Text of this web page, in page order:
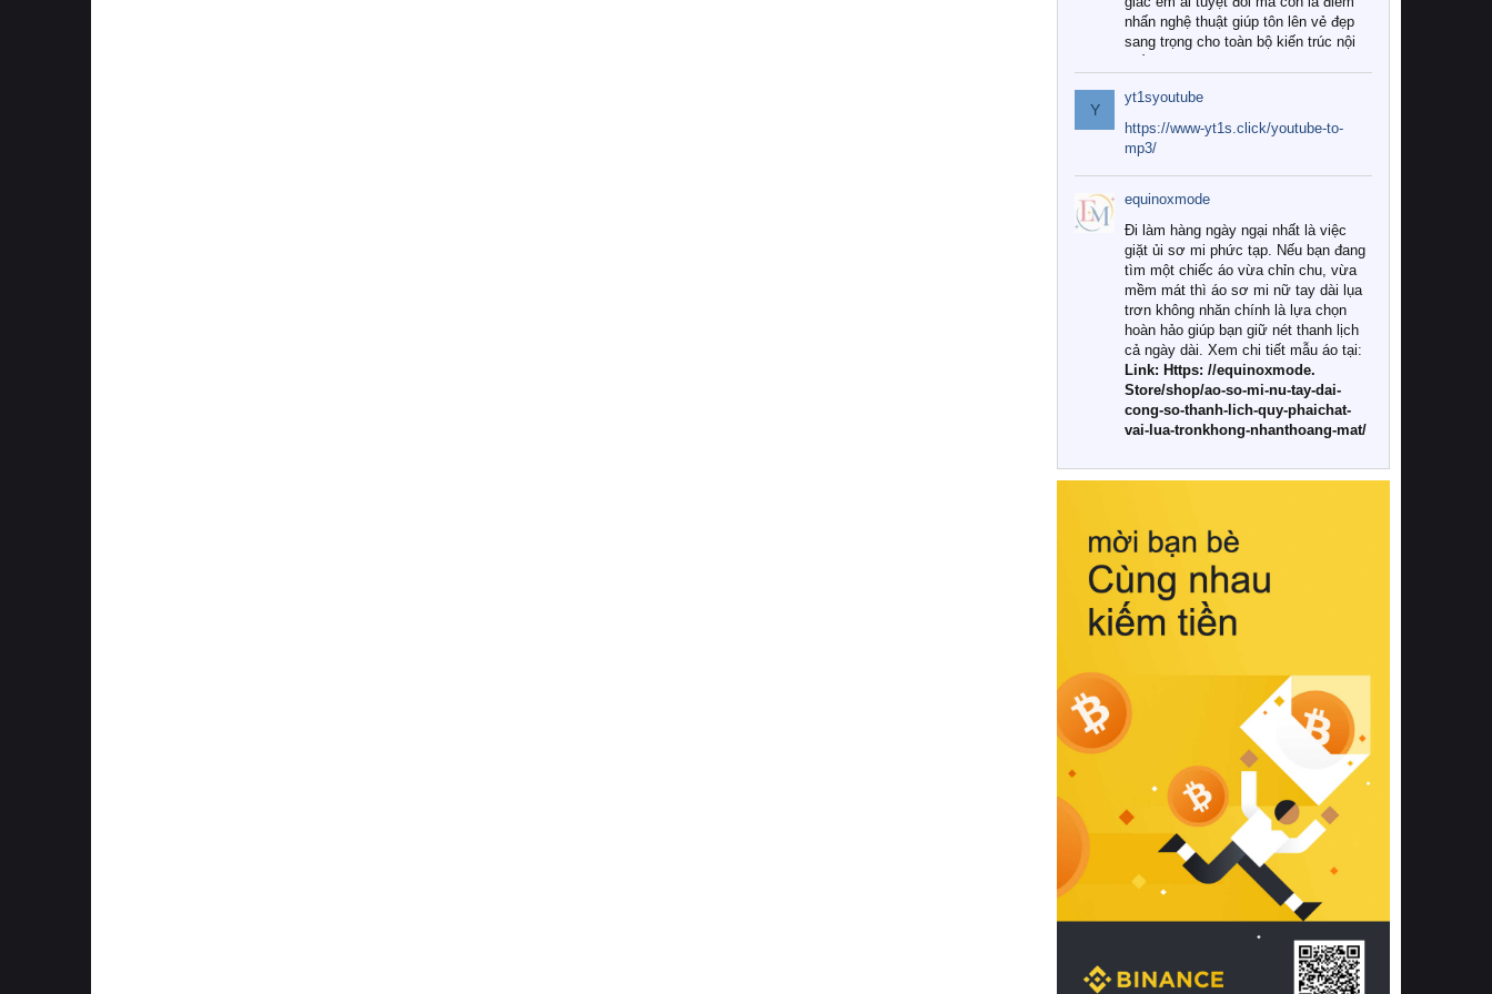
nhấn nghệ thuật giúp tôn lên vẻ đẹp
sang trọng cho toàn bộ kiến trúc nội
Tuy nhiên, giữa thị trường đa dạng
với vô vàn thương hiệu và mẫu mã
như hiện nay, làm thế nào để chọn
được những bộ chăn ga gối đệm cao
cấp thực sự chất lượng, phù hợp với
khí hậu và nhu cầu sử dụng của gia
đình? Hãy cùng chúng tôi đi tìm lời
giải đáp chi tiết qua bài viết dưới đây.
1. Tại sao các gia đình hiện đại lại ưa
chuộng chăn ga gối đệm cao cấp?
Khác với các dòng sản phẩm thông
thường, những bộ chăn ga gối đệm
cao cấp trải qua quy trình sản xuất
nghiêm ngặt từ khâu chọn lọc nguyên
liệu tự nhiên đến công nghệ dệt
nhuộm hiện đại không chứa hóa chất
này, bạn sẽ cảm nhận rõ rệt sự khác
hồi chuẩn xác của phần đệm nâng đỡ
cột sống.
Bên cạnh đó, việc lựa chọn các dòng
sản phẩm đạt chuẩn chất lượng quốc
tế còn giúp ngăn ngừa tình trạng kích
khuẩn và nấm mốc trong điều kiện
thời tiết nóng ẩm. Bạn có thể tìm hiểu
thêm các nghiên cứu khoa học về tác
động của giấc ngủ và môi trường
phòng ngủ đối với sức khỏe con
người tại Sleep Foundation (External
Link) để có cái nhìn toàn diện hơn.
2. Các tiêu chí vàng khi lựa chọn
chăn ga gối đệm cao cấp cho phòng
ngủ
Để sở hữu một bộ chăn ga gối đệm
cao cấp hoàn hảo cả về thẩm mỹ lẫn
công năng, người tiêu dùng cần cân
nhắc kỹ lưỡng các tiêu chí quan trọng
Y
yt1syoutube
https://www-yt1s.click/youtube-to-
mp3/
equinoxmode
Đi làm hàng ngày ngại nhất là việc
giặt ủi sơ mi phức tạp. Nếu bạn đang
tìm một chiếc áo vừa chỉn chu, vừa
mềm mát thì áo sơ mi nữ tay dài lụa
trơn không nhăn chính là lựa chọn
hoàn hảo giúp bạn giữ nét thanh lịch
cả ngày dài. Xem chi tiết mẫu áo tại:
Link: Https: //equinoxmode.
Store/shop/ao-so-mi-nu-tay-dai-
cong-so-thanh-lich-quy-phaichat-
vai-lua-tronkhong-nhanthoang-mat/